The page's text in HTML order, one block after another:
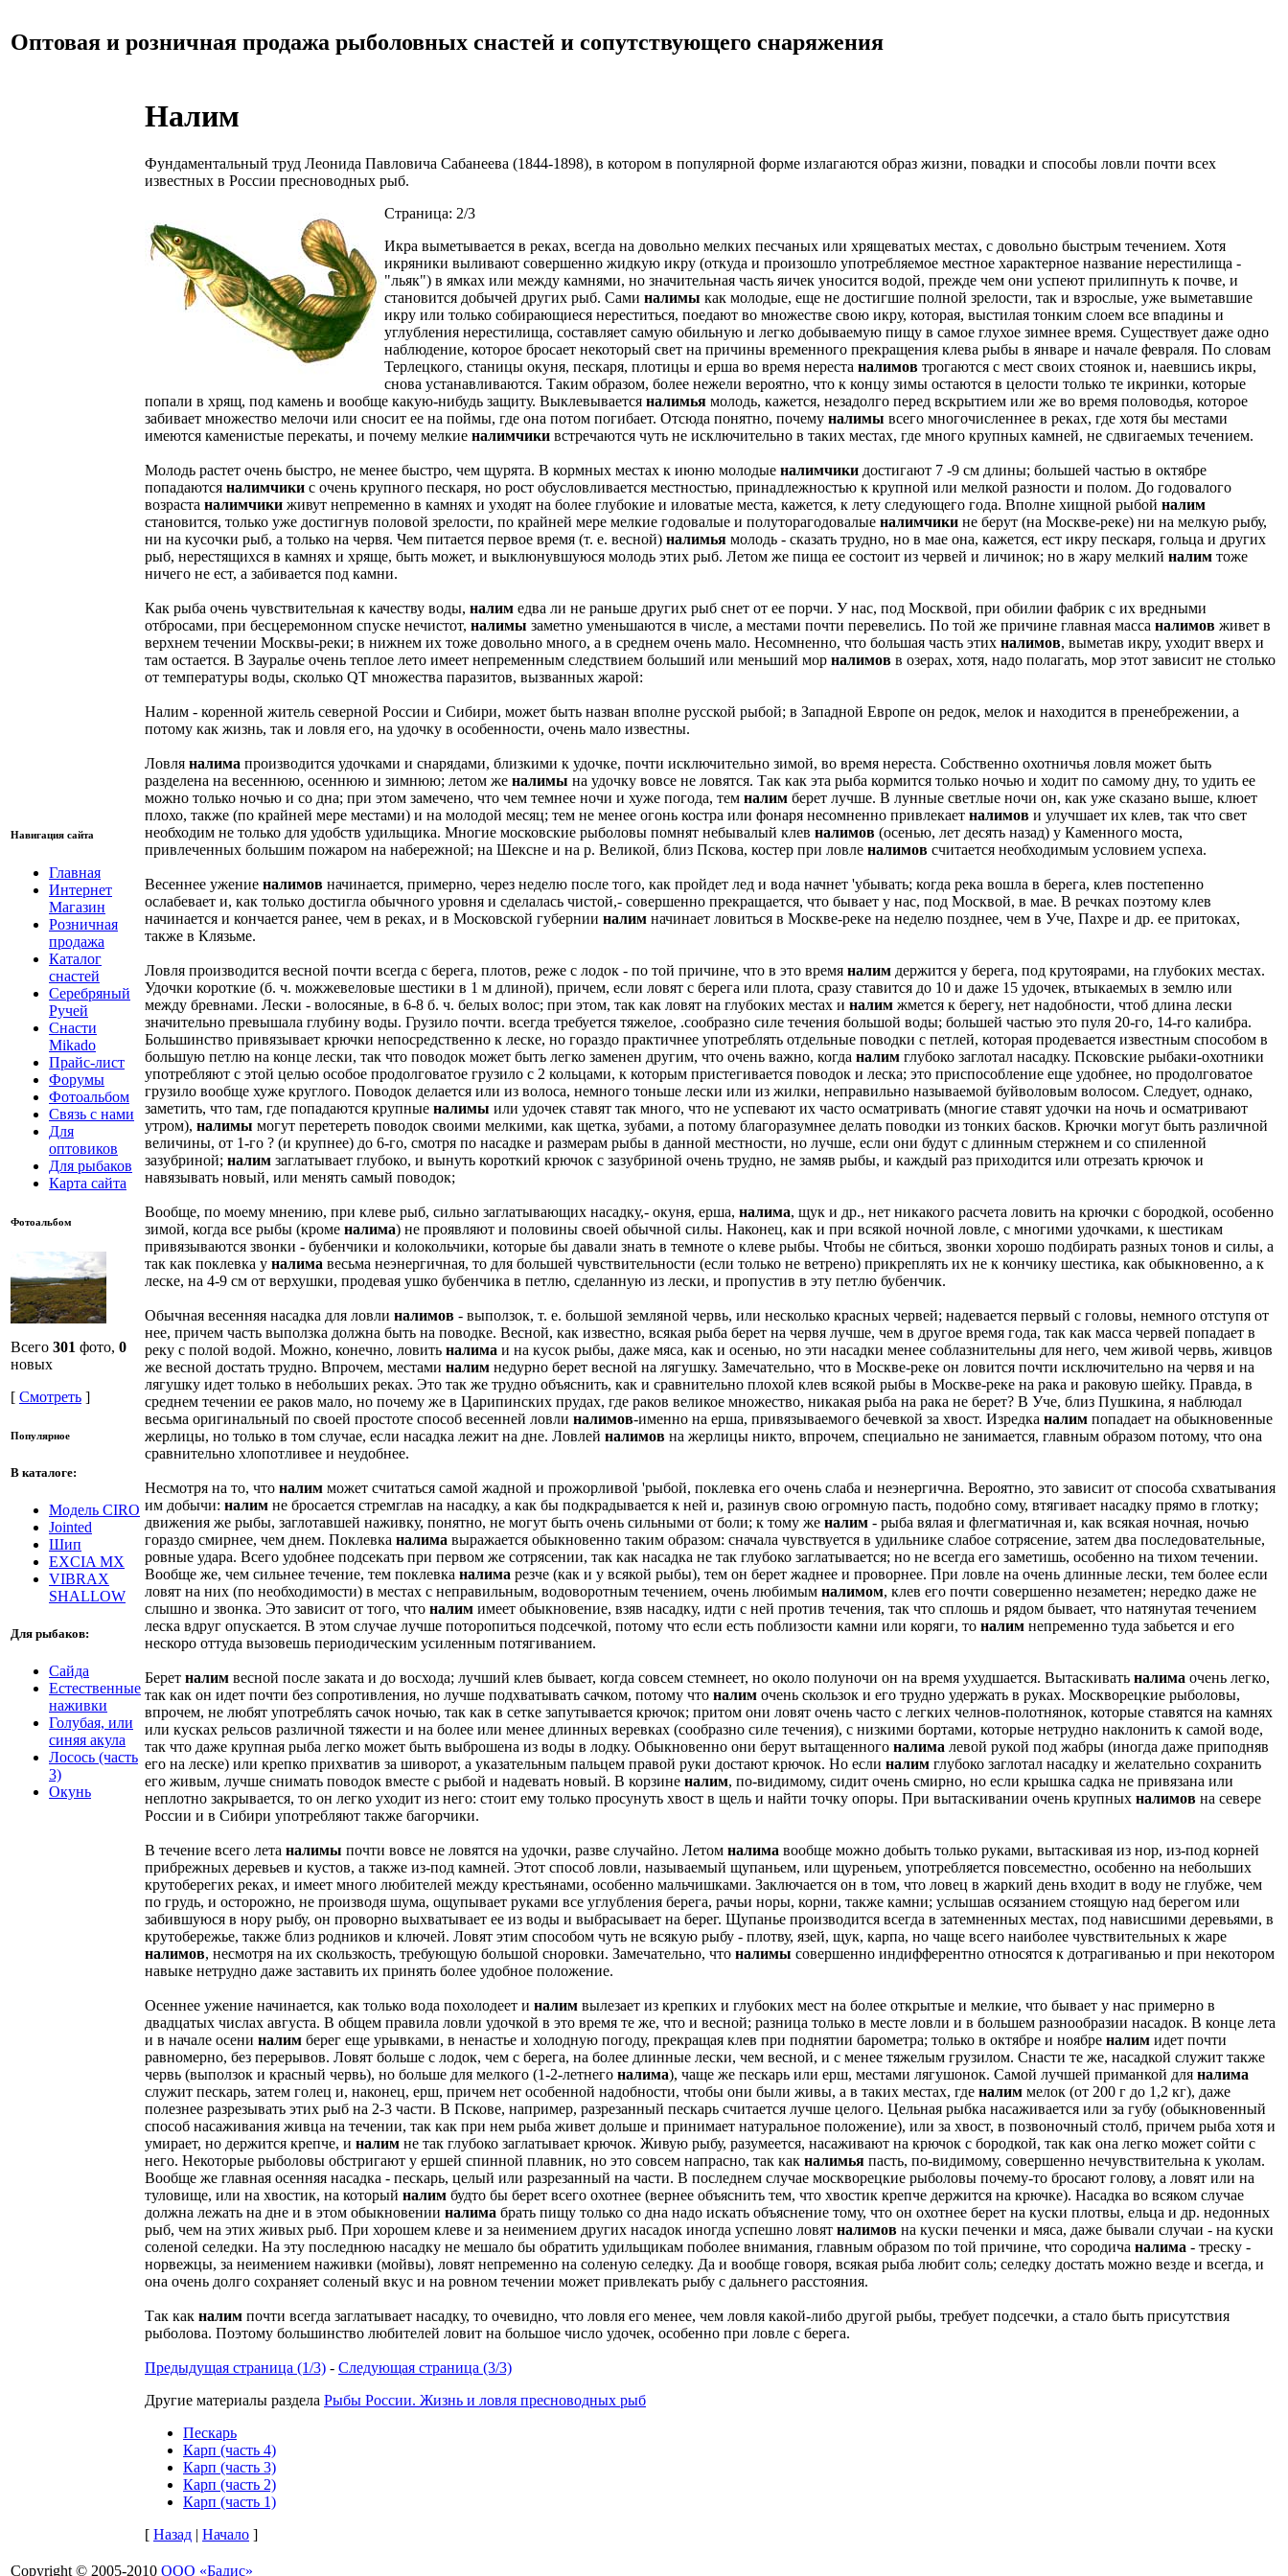
Оптовая и розничная продажа рыболовных снастей и сопутствующего снаряжения
Навигация сайта
Главная
Интернет
Магазин
Розничная
продажа
Каталог
снастей
Серебряный
Ручей
Снасти
Mikado
Прайс-лист
Форумы
Фотоальбом
Связь с нами
Для
оптовиков
Для рыбаков
Карта сайта
Фотоальбом
Всего 301 фото, 0
новых
[ Смотреть ]
Популярное
В каталоге:
Модель CIRO
Jointed
Шип
EXCIA MX
VIBRAX
SHALLOW
Для рыбаков:
Сайда
Естественные
наживки
Голубая, или
синяя акула
Лосось (часть
3)
Окунь
Налим
Фундаментальный труд Леонида Павловича Сабанеева (1844-1898), в котором в популярной форме излагаются образ жизни, повадки и способы ловли почти всех
известных в России пресноводных рыб.
Страница: 2/3
Икра выметывается в реках, всегда на довольно мелких песчаных или хрящеватых местах, с довольно быстрым течением. Хотя
икряники выливают совершенно жидкую икру (откуда и произошло употребляемое местное характерное название нерестилища -
"льяк") в ямках или между камнями, но значительная часть яичек уносится водой, прежде чем они успеют прилипнуть к почве, и
становится добычей других рыб. Сами налимы как молодые, еще не достигшие полной зрелости, так и взрослые, уже выметавшие
икру или только собирающиеся нереститься, поедают во множестве свою икру, которая, выстилая тонким слоем все впадины и
углубления нерестилища, составляет самую обильную и легко добываемую пищу в самое глухое зимнее время. Существует даже одно
наблюдение, которое бросает некоторый свет на причины временного прекращения клева рыбы в январе и начале февраля. По словам
Терлецкого, станицы окуня, пескаря, плотицы и ерша во время нереста налимов трогаются с мест своих стоянок и, наевшись икры,
снова устанавливаются. Таким образом, более нежели вероятно, что к концу зимы остаются в целости только те икринки, которые
попали в хрящ, под камень и вообще какую-нибудь защиту. Выклевывается налимья молодь, кажется, незадолго перед вскрытием или же во время половодья, которое
забивает множество мелочи или сносит ее на поймы, где она потом погибает. Отсюда понятно, почему налимы всего многочисленнее в реках, где хотя бы местами
имеются каменистые перекаты, и почему мелкие налимчики встречаются чуть не исключительно в таких местах, где много крупных камней, не сдвигаемых течением.
Молодь растет очень быстро, не менее быстро, чем щурята. В кормных местах к июню молодые налимчики достигают 7 -9 см длины; большей частью в октябре
попадаются налимчики с очень крупного пескаря, но рост обусловливается местностью, принадлежностью к крупной или мелкой разности и полом. До годовалого
возраста налимчики живут непременно в камнях и уходят на более глубокие и иловатые места, кажется, к лету следующего года. Вполне хищной рыбой налим
становится, только уже достигнув половой зрелости, по крайней мере мелкие годовалые и полуторагодовалые налимчики не берут (на Москве-реке) ни на мелкую рыбу,
ни на кусочки рыб, а только на червя. Чем питается первое время (т. е. весной) налимья молодь - сказать трудно, но в мае она, кажется, ест икру пескаря, гольца и других
рыб, нерестящихся в камнях и хряще, быть может, и выклюнувшуюся молодь этих рыб. Летом же пища ее состоит из червей и личинок; но в жару мелкий налим тоже
ничего не ест, а забивается под камни.
Как рыба очень чувствительная к качеству воды, налим едва ли не раньше других рыб снет от ее порчи. У нас, под Москвой, при обилии фабрик с их вредными
отбросами, при бесцеремонном спуске нечистот, налимы заметно уменьшаются в числе, а местами почти перевелись. По той же причине главная масса налимов живет в
верхнем течении Москвы-реки; в нижнем их тоже довольно много, а в среднем очень мало. Несомненно, что большая часть этих налимов, выметав икру, уходит вверх и
там остается. В Зауралье очень теплое лето имеет непременным следствием больший или меньший мор налимов в озерах, хотя, надо полагать, мор этот зависит не столько
от температуры воды, сколько QT множества паразитов, вызванных жарой:
Налим - коренной житель северной России и Сибири, может быть назван вполне русской рыбой; в Западной Европе он редок, мелок и находится в пренебрежении, а
потому как жизнь, так и ловля его, на удочку в особенности, очень мало известны.
Ловля налима производится удочками и снарядами, близкими к удочке, почти исключительно зимой, во время нереста. Собственно охотничья ловля может быть
разделена на весеннюю, осеннюю и зимнюю; летом же налимы на удочку вовсе не ловятся. Так как эта рыба кормится только ночью и ходит по самому дну, то удить ее
можно только ночью и со дна; при этом замечено, что чем темнее ночи и хуже погода, тем налим берет лучше. В лунные светлые ночи он, как уже сказано выше, клюет
плохо, также (по крайней мере местами) и на молодой месяц; тем не менее огонь костра или фонаря несомненно привлекает налимов и улучшает их клев, так что свет
необходим не только для удобств удильщика. Многие московские рыболовы помнят небывалый клев налимов (осенью, лет десять назад) у Каменного моста,
привлеченных большим пожаром на набережной; на Шексне и на р. Великой, близ Пскова, костер при ловле налимов считается необходимым условием успеха.
Весеннее ужение налимов начинается, примерно, через неделю после того, как пройдет лед и вода начнет 'убывать; когда река вошла в берега, клев постепенно
ослабевает и, как только достигла обычного уровня и сделалась чистой,- совершенно прекращается, что бывает у нас, под Москвой, в мае. В речках поэтому клев
начинается и кончается ранее, чем в реках, и в Московской губернии налим начинает ловиться в Москве-реке на неделю позднее, чем в Уче, Пахре и др. ее притоках,
также в Клязьме.
Ловля производится весной почти всегда с берега, плотов, реже с лодок - по той причине, что в это время налим держится у берега, под крутоярами, на глубоких местах.
Удочки короткие (б. ч. можжевеловые шестики в 1 м длиной), причем, если ловят с берега или плота, сразу ставится до 10 и даже 15 удочек, втыкаемых в землю или
между бревнами. Лески - волосяные, в 6-8 б. ч. белых волос; при этом, так как ловят на глубоких местах и налим жмется к берегу, нет надобности, чтоб длина лески
значительно превышала глубину воды. Грузило почти. всегда требуется тяжелое, .сообразно силе течения большой воды; большей частью это пуля 20-го, 14-го калибра.
Большинство привязывает крючки непосредственно к леске, но гораздо практичнее употреблять отдельные поводки с петлей, которая продевается известным способом в
большую петлю на конце лески, так что поводок может быть легко заменен другим, что очень важно, когда налим глубоко заглотал насадку. Псковские рыбаки-охотники
употребляют с этой целью особое продолговатое грузило с 2 кольцами, к которым пристегивается поводок и леска; это приспособление еще удобнее, но продолговатое
грузило вообще хуже круглого. Поводок делается или из волоса, немного тоньше лески или из жилки, неправильно называемой буйволовым волосом. Следует, однако,
заметить, что там, где попадаются крупные налимы или удочек ставят так много, что не успевают их часто осматривать (многие ставят удочки на ночь и осматривают
утром), налимы могут перетереть поводок своими мелкими, как щетка, зубами, а потому благоразумнее делать поводки из тонких басков. Крючки могут быть различной
величины, от 1-го ? (и крупнее) до 6-го, смотря по насадке и размерам рыбы в данной местности, но лучше, если они будут с длинным стержнем и со спиленной
зазубриной; налим заглатывает глубоко, и вынуть короткий крючок с зазубриной очень трудно, не замяв рыбы, и каждый раз приходится или отрезать крючок и
навязывать новый, или менять самый поводок;
Вообще, по моему мнению, при клеве рыб, сильно заглатывающих насадку,- окуня, ерша, налима, щук и др., нет никакого расчета ловить на крючки с бородкой, особенно
зимой, когда все рыбы (кроме налима) не проявляют и половины своей обычной силы. Наконец, как и при всякой ночной ловле, с многими удочками, к шестикам
привязываются звонки - бубенчики и колокольчики, которые бы давали знать в темноте о клеве рыбы. Чтобы не сбиться, звонки хорошо подбирать разных тонов и силы, а
так как поклевка у налима весьма неэнергичная, то для большей чувствительности (если только не ветрено) прикреплять их не к кончику шестика, как обыкновенно, а к
леске, на 4-9 см от верхушки, продевая ушко бубенчика в петлю, сделанную из лески, и пропустив в эту петлю бубенчик.
Обычная весенняя насадка для ловли налимов - выползок, т. е. большой земляной червь, или несколько красных червей; надевается первый с головы, немного отступя от
нее, причем часть выползка должна быть на поводке. Весной, как известно, всякая рыба берет на червя лучше, чем в другое время года, так как масса червей попадает в
реку с полой водой. Можно, конечно, ловить налима и на кусок рыбы, даже мяса, как и осенью, но эти насадки менее соблазнительны для него, чем живой червь, живцов
же весной достать трудно. Впрочем, местами налим недурно берет весной на лягушку. Замечательно, что в Москве-реке он ловится почти исключительно на червя и на
лягушку идет только в небольших реках. Это так же трудно объяснить, как и сравнительно плохой клев всякой рыбы в Москве-реке на рака и раковую шейку. Правда, в
среднем течении ее раков мало, но почему же в Царипинских прудах, где раков великое множество, никакая рыба на рака не берет? В Уче, близ Пушкина, я наблюдал
весьма оригинальный по своей простоте способ весенней ловли налимов-именно на ерша, привязываемого бечевкой за хвост. Изредка налим попадает на обыкновенные
жерлицы, но только в том случае, если насадка лежит на дне. Ловлей налимов на жерлицы никто, впрочем, специально не занимается, главным образом потому, что она
сравнительно хлопотливее и неудобнее.
Несмотря на то, что налим может считаться самой жадной и прожорливой 'рыбой, поклевка его очень слаба и неэнергична. Вероятно, это зависит от способа схватывания
им добычи: налим не бросается стремглав на насадку, а как бы подкрадывается к ней и, разинув свою огромную пасть, подобно сому, втягивает насадку прямо в глотку;
движения же рыбы, заглотавшей наживку, понятно, не могут быть очень сильными от боли; к тому же налим - рыба вялая и флегматичная и, как всякая ночная, ночью
гораздо смирнее, чем днем. Поклевка налима выражается обыкновенно таким образом: сначала чувствуется в удильнике слабое сотрясение, затем два последовательные,
ровные удара. Всего удобнее подсекать при первом же сотрясении, так как насадка не так глубоко заглатывается; но не всегда его заметишь, особенно на тихом течении.
Вообще же, чем сильнее течение, тем поклевка налима резче (как и у всякой рыбы), тем он берет жаднее и проворнее. При ловле на очень длинные лески, тем более если
ловят на них (по необходимости) в местах с неправильным, водоворотным течением, очень любимым налимом, клев его почти совершенно незаметен; нередко даже не
слышно и звонка. Это зависит от того, что налим имеет обыкновение, взяв насадку, идти с ней против течения, так что сплошь и рядом бывает, что натянутая течением
леска вдруг опускается. В этом случае лучше поторопиться подсечкой, потому что если есть поблизости камни или коряги, то налим непременно туда забьется и его
нескоро оттуда вызовешь периодическим усиленным потягиванием.
Берет налим весной после заката и до восхода; лучший клев бывает, когда совсем стемнеет, но около полуночи он на время ухудшается. Вытаскивать налима очень легко,
так как он идет почти без сопротивления, но лучше подхватывать сачком, потому что налим очень скользок и его трудно удержать в руках. Москворецкие рыболовы,
впрочем, не любят употреблять сачок ночью, так как в сетке запутывается крючок; притом они ловят очень часто с легких челнов-полотнянок, которые ставятся на камнях
или кусках рельсов различной тяжести и на более или менее длинных веревках (сообразно силе течения), с низкими бортами, которые нетрудно наклонить к самой воде,
так что даже крупная рыба легко может быть выброшена из воды в лодку. Обыкновенно они берут вытащенного налима левой рукой под жабры (иногда даже приподняв
его на леске) или крепко прихватив за шиворот, а указательным пальцем правой руки достают крючок. Но если налим глубоко заглотал насадку и желательно сохранить
его живым, лучше снимать поводок вместе с рыбой и надевать новый. В корзине налим, по-видимому, сидит очень смирно, но если крышка садка не привязана или
неплотно закрывается, то он легко уходит из него: стоит ему только просунуть хвост в щель и найти точку опоры. При вытаскивании очень крупных налимов на севере
России и в Сибири употребляют также багорчики.
В течение всего лета налимы почти вовсе не ловятся на удочки, разве случайно. Летом налима вообще можно добыть только руками, вытаскивая из нор, из-под корней
прибрежных деревьев и кустов, а также из-под камней. Этот способ ловли, называемый щупаньем, или щуреньем, употребляется повсеместно, особенно на небольших
крутоберегих реках, и имеет много любителей между крестьянами, особенно мальчишками. Заключается он в том, что ловец в жаркий день входит в воду не глубже, чем
по грудь, и осторожно, не производя шума, ощупывает руками все углубления берега, рачьи норы, корни, также камни; услышав осязанием стоящую над берегом или
забившуюся в нору рыбу, он проворно выхватывает ее из воды и выбрасывает на берег. Щупанье производится всегда в затемненных местах, под нависшими деревьями, в
крутобережье, также близ родников и ключей. Ловят этим способом чуть не всякую рыбу - плотву, язей, щук, карпа, но чаще всего наиболее чувствительных к жаре
налимов, несмотря на их скользкость, требующую большой сноровки. Замечательно, что налимы совершенно индифферентно относятся к дотрагиванью и при некотором
навыке нетрудно даже заставить их принять более удобное положение.
Осеннее ужение начинается, как только вода похолодеет и налим вылезает из крепких и глубоких мест на более открытые и мелкие, что бывает у нас примерно в
двадцатых числах августа. В общем правила ловли удочкой в это время те же, что и весной; разница только в месте ловли и в большем разнообразии насадок. В конце лета
и в начале осени налим берег еще урывками, в ненастье и холодную погоду, прекращая клев при поднятии барометра; только в октябре и ноябре налим идет почти
равномерно, без перерывов. Ловят больше с лодок, чем с берега, на более длинные лески, чем весной, и с менее тяжелым грузилом. Снасти те же, насадкой служит также
червь (выползок и красный червь), но больше для мелкого (1-2-летнего налима), чаще же пескарь или ерш, местами лягушонок. Самой лучшей приманкой для налима
служит пескарь, затем голец и, наконец, ерш, причем нет особенной надобности, чтобы они были живы, а в таких местах, где налим мелок (от 200 г до 1,2 кг), даже
полезнее разрезывать этих рыб на 2-3 части. В Пскове, например, разрезанный пескарь считается лучше целого. Цельная рыбка насаживается или за губу (обыкновенный
способ насаживания живца на течении, так как при нем рыба живет дольше и принимает натуральное положение), или за хвост, в позвоночный столб, причем рыба хотя и
умирает, но держится крепче, и налим не так глубоко заглатывает крючок. Живую рыбу, разумеется, насаживают на крючок с бородкой, так как она легко может сойти с
него. Некоторые рыболовы обстригают у ершей спинной плавник, но это совсем напрасно, так как налимья пасть, по-видимому, совершенно нечувствительна к уколам.
Вообще же главная осенняя насадка - пескарь, целый или разрезанный на части. В последнем случае москворецкие рыболовы почему-то бросают голову, а ловят или на
туловище, или на хвостик, на который налим будто бы берет всего охотнее (вернее объяснить тем, что хвостик крепче держится на крючке). Насадка во всяком случае
должна лежать на дне и в этом обыкновении налима брать пищу только со дна надо искать объяснение тому, что он охотнее берет на куски плотвы, ельца и др. недонных
рыб, чем на этих живых рыб. При хорошем клеве и за неимением других насадок иногда успешно ловят налимов на куски печенки и мяса, даже бывали случаи - на куски
соленой селедки. На эту последнюю насадку не мешало бы обратить удильщикам поболее внимания, главным образом по той причине, что сородича налима - треску -
норвежцы, за неимением наживки (мойвы), ловят непременно на соленую селедку. Да и вообще говоря, всякая рыба любит соль; селедку достать можно везде и всегда, и
она очень долго сохраняет соленый вкус и на ровном течении может привлекать рыбу с дальнего расстояния.
Так как налим почти всегда заглатывает насадку, то очевидно, что ловля его менее, чем ловля какой-либо другой рыбы, требует подсечки, а стало быть присутствия
рыболова. Поэтому большинство любителей ловит на большое число удочек, особенно при ловле с берега.
Предыдущая страница (1/3) - Следующая страница (3/3)
Другие материалы раздела Рыбы России. Жизнь и ловля пресноводных рыб
Пескарь
Карп (часть 4)
Карп (часть 3)
Карп (часть 2)
Карп (часть 1)
[ Назад | Начало ]
Copyright © 2005-2010 ООО «Бадис»